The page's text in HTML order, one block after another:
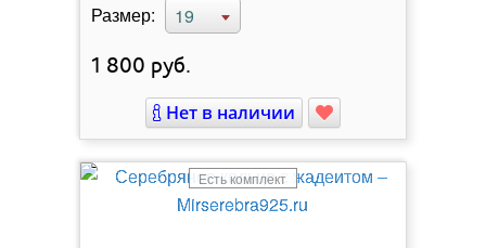
Размер: 19
1 800 руб.
Нет в наличии
Есть комплект